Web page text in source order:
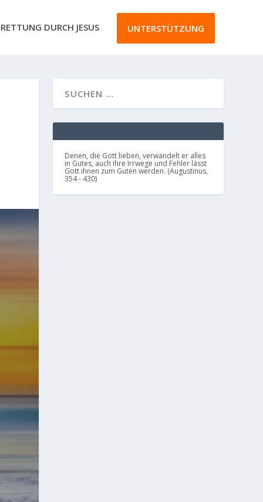
RETTUNG DURCH JESUS UNTERSTÜTZUNG
Denen, die Gott lieben, verwandelt er alles
in Gutes, auch ihre Irrwege und Fehler lässt
Gott ihnen zum Guten werden. (Augustinus,
354 - 430)